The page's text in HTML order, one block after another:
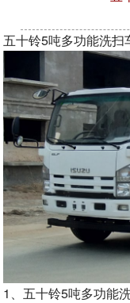
五十铃5吨多功能洗
1、五十铃5吨多功能